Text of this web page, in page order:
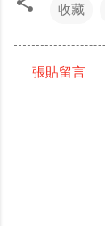
收藏
張貼留言